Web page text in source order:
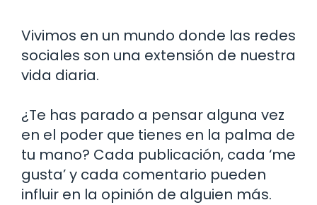
Vivimos en un mundo donde las redes
sociales son una extensión de nuestra
vida diaria.
¿Te has parado a pensar alguna vez
en el poder que tienes en la palma de
tu mano? Cada publicación, cada ‘me
gusta’ y cada comentario pueden
influir en la opinión de alguien más.